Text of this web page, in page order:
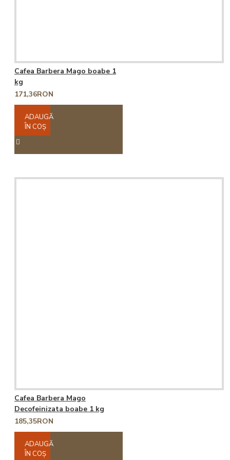
Cafea Barbera Mago boabe 1
kg
171,36RON
ADAUGĂ
ÎN COŞ
Cafea Barbera Mago
Decofeinizata boabe 1 kg
185,35RON
ADAUGĂ
ÎN COŞ